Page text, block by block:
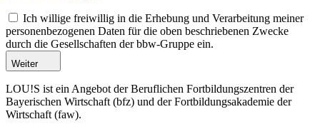
Ich willige freiwillig in die Erhebung und Verarbeitung meiner
personenbezogenen Daten für die oben beschriebenen Zwecke
durch die Gesellschaften der bbw-Gruppe ein.
Weiter
LOU!S ist ein Angebot der Beruflichen Fortbildungszentren der
Bayerischen Wirtschaft (bfz) und der Fortbildungsakademie der
Wirtschaft (faw).